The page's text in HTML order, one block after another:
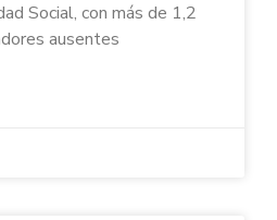
Social, con más de 1,2
ausentes